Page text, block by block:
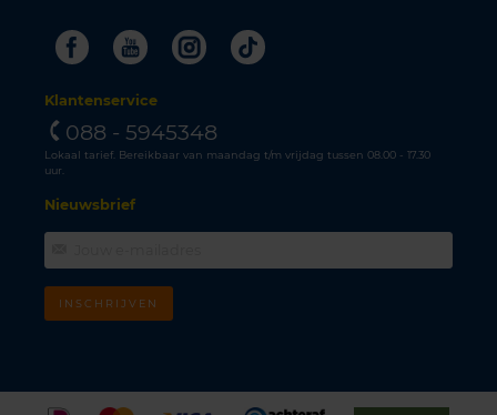
FacebookYoutubeInstagram
Tiktok
Klantenservice
088 - 5945348
Lokaal tarief. Bereikbaar van maandag t/m vrijdag tussen 08.00 - 17.30
uur.
Nieuwsbrief
INSCHRIJVEN